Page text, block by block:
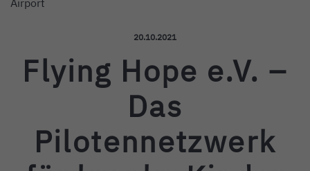
Veröffentlicht am:
20.10.2021
Flying Hope e.V. –
Das
Pilotennetzwerk